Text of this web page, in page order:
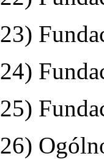
23)
24)
25)
26)